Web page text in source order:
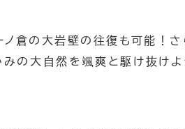
倉の大岩壁の往復も可能！さ
の大自然を颯爽と駆け抜け